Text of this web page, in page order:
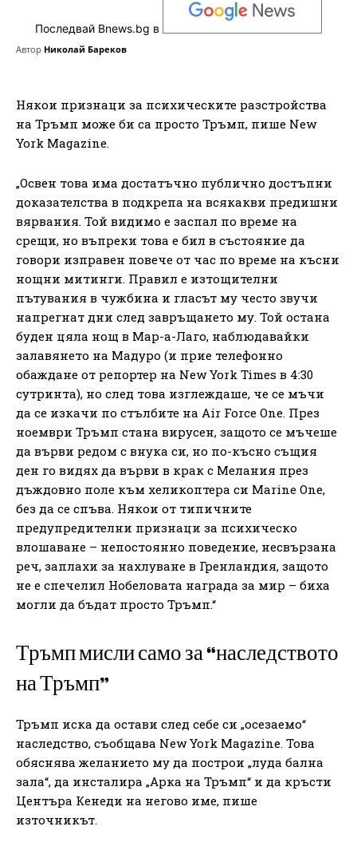
Последвай Bnews.bg в
Автор Николай Бареков
Някои признаци за психическите разстройства
на Тръмп може би са просто Тръмп, пише New
York Magazine.
„Освен това има достатъчно публично достъпни
доказателства в подкрепа на всякакви предишни
вярвания. Той видимо е заспал по време на
срещи, но въпреки това е бил в състояние да
говори изправен повече от час по време на късни
нощни митинги. Правил е изтощителни
пътувания в чужбина и гласът му често звучи
напрегнат дни след завръщането му. Той остана
буден цяла нощ в Мар-а-Лаго, наблюдавайки
залавянето на Мадуро (и прие телефонно
обаждане от репортер на New York Times в 4:30
сутринта), но след това изглеждаше, че се мъчи
да се изкачи по стълбите на Air Force One. През
ноември Тръмп стана вирусен, защото се мъчеше
да върви редом с внука си, но по-късно същия
ден го видях да върви в крак с Мелания през
дъждовно поле към хеликоптера си Marine One,
без да се спъва. Някои от типичните
предупредителни признаци за психическо
влошаване – непостоянно поведение, несвързана
реч, заплахи за нахлуване в Гренландия, защото
не е спечелил Нобеловата награда за мир – биха
могли да бъдат просто Тръмп.“
Тръмп мисли само за “наследството
на Тръмп”
Тръмп иска да остави след себе си „осезаемо“
наследство, съобщава New York Magazine. Това
обяснява желанието му да построи „луда бална
зала“, да инсталира „Арка на Тръмп“ и да кръсти
Центъра Кенеди на негово име, пише
източникът.